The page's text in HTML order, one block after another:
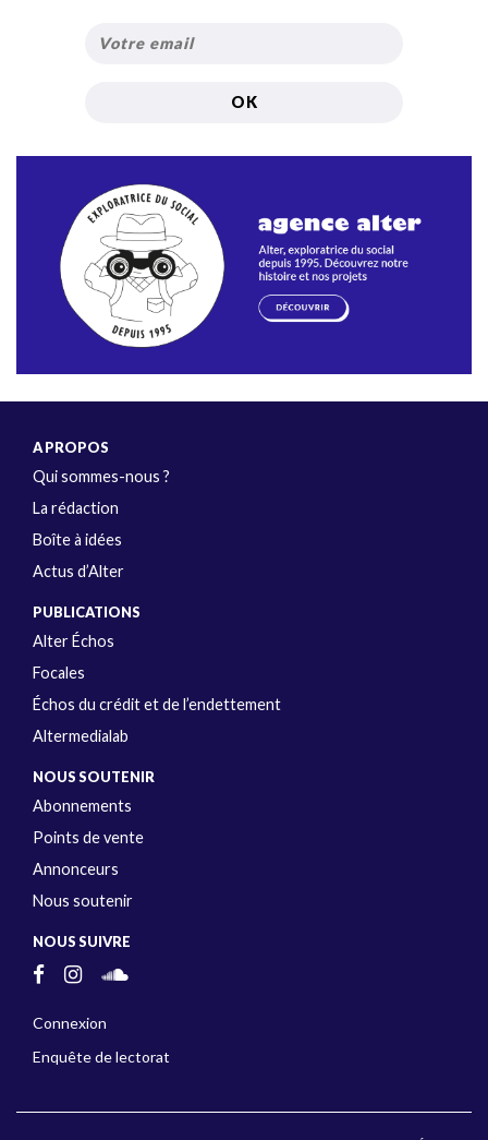
A PROPOS
Qui sommes-nous ?
La rédaction
Boîte à idées
Actus d’Alter
PUBLICATIONS
Alter Échos
Focales
Échos du crédit et de l’endettement
Altermedialab
NOUS SOUTENIR
Abonnements
Points de vente
Annonceurs
Nous soutenir
NOUS SUIVRE
Connexion
Enquête de lectorat